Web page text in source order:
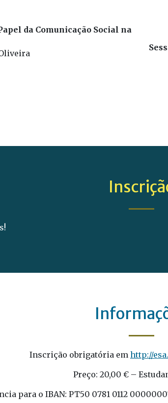
da Comunicação Social na
Inscrição obrigatória em http://
Preço: 20,00 € –
para o IBAN: PT50 0781 0112